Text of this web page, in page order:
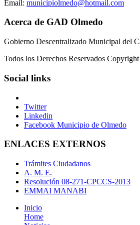
Email: municipiolmedo@hotmail.com
Acerca de GAD Olmedo
Gobierno Descentralizado Municipal del
Todos los Derechos Reservados
Social links
Twitter
Linkedin
Facebook Municipio de Olmedo
ENLACES EXTERNOS
Trámites Ciudadanos
A. M. E.
Resolución 08-271-CPCCS-2013
EMMAI MANABI
Inicio
Home